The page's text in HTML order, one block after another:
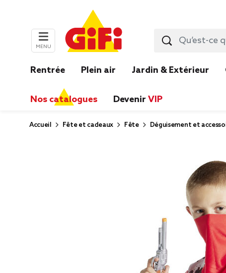
MENU
Rentrée Plein air Jardin & Extérieur
Nos catalogues Devenir VIP
Accueil Fête et cadeaux Fête Déguisement et